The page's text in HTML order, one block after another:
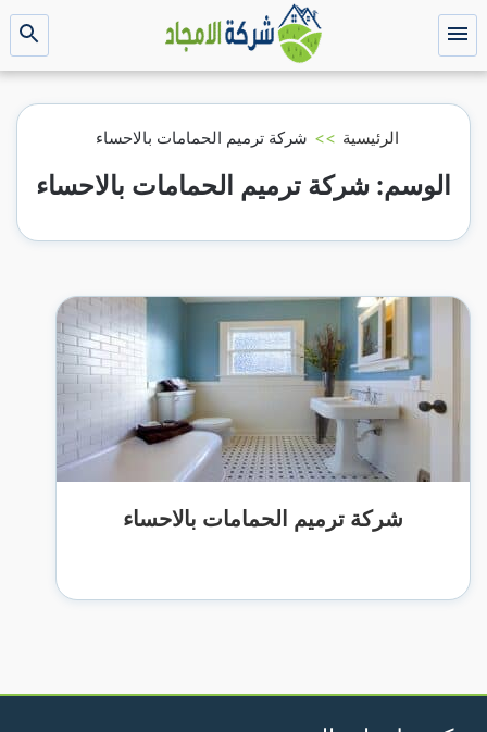
التجاوز
إلى القائمة
بحث
عن
الرئيسية >> شركة ترميم الحمامات بالاحساء
الوسم: شركة ترميم الحمامات بالاحساء
شركة ترميم الحمامات بالاحساء